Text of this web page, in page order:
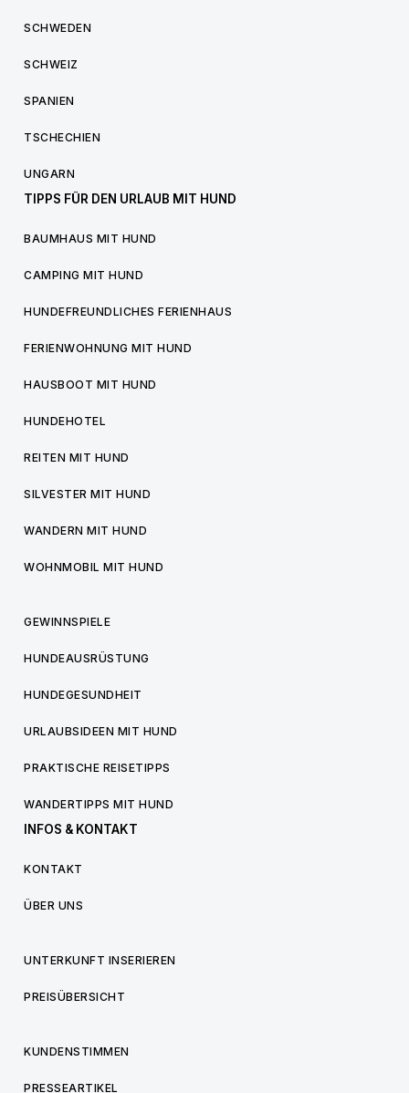
SCHWEDEN
SCHWEIZ
SPANIEN
TSCHECHIEN
UNGARN
TIPPS FÜR DEN URLAUB MIT HUND
BAUMHAUS MIT HUND
CAMPING MIT HUND
HUNDEFREUNDLICHES FERIENHAUS
FERIENWOHNUNG MIT HUND
HAUSBOOT MIT HUND
HUNDEHOTEL
REITEN MIT HUND
SILVESTER MIT HUND
WANDERN MIT HUND
WOHNMOBIL MIT HUND
GEWINNSPIELE
HUNDEAUSRÜSTUNG
HUNDEGESUNDHEIT
URLAUBSIDEEN MIT HUND
PRAKTISCHE REISETIPPS
WANDERTIPPS MIT HUND
INFOS & KONTAKT
KONTAKT
ÜBER UNS
UNTERKUNFT INSERIEREN
PREISÜBERSICHT
KUNDENSTIMMEN
PRESSEARTIKEL